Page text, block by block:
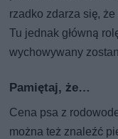
rzadko zdarza się,
Tu jednak główną
wychowywany
Pamiętaj, że…
Cena psa z
można też znaleźć